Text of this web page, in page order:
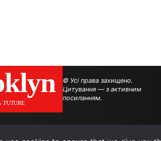
© Усі права захищено.
Цитування — з активним
посиланням.